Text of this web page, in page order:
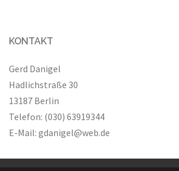
KONTAKT
Gerd Danigel
Hadlichstraße 30
13187 Berlin
Telefon: (030) 63919344
E-Mail: gdanigel@web.de